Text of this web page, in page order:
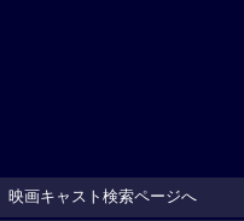
映画キャスト検索ページへ